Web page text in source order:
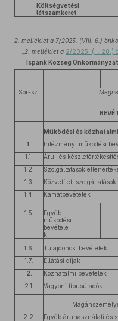
Költségvetési
létszámkeret
2. melléklet a 7/2025. (VIII. 6.)
2. melléklet a 2/2025. (II. 28.)
Ispánk Község
Sor-sz.
Működési és
1.
Intézményi működési
1.1.
Áru- és
1.2.
Szolgáltatások
1.3.
Közvetített
1.4.
Kamatbevételek
1.5.
Egyéb
működési
bevétele
k
1.6.
Tulajdonosi bevételek
1.7.
Ellátási díjak
2.
Közhatalmi bevételek
2.1.
Vagyoni típusú adók
2.2.
Egyéb áruhasználati és